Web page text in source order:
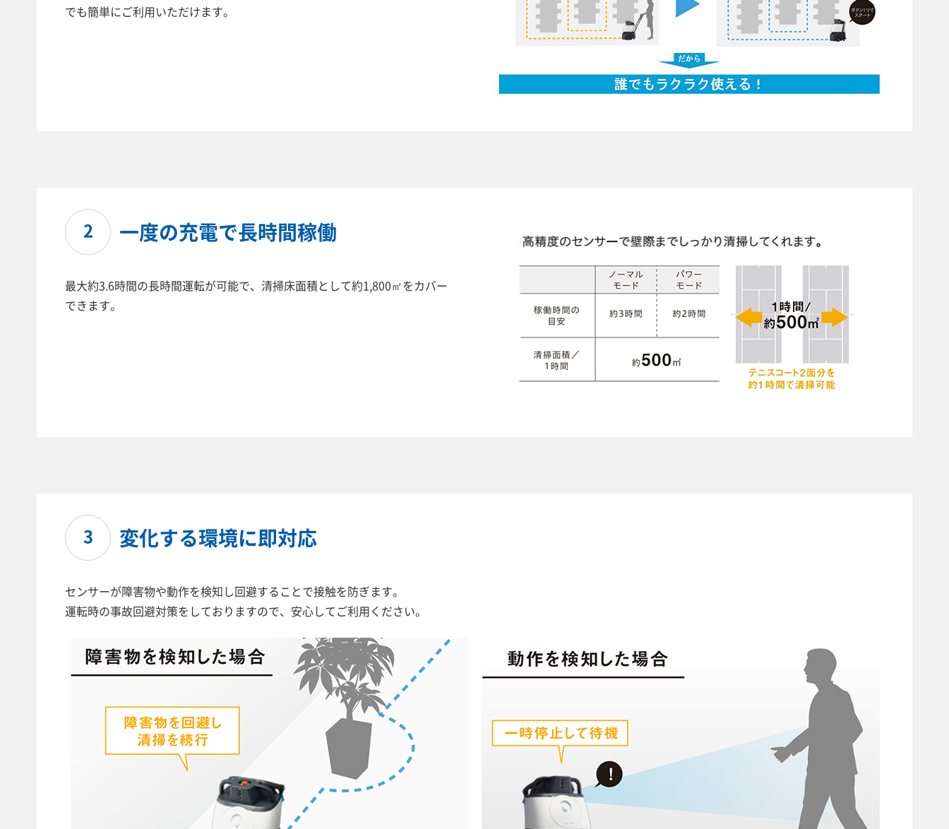
でも簡単にご利用いただけます。
2 一度の充電で長時間稼働
最大約3.6時間の長時間運転が可能で、清掃床面積として約1,800㎡をカバー
できます。
3 変化する環境に即対応
センサーが障害物や動作を検知し回避することで接触を防ぎます。
運転時の事故回避対策をしておりますので、安心してご利用ください。